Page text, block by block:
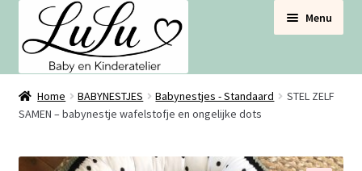
door
naar
navigatie
naar
de
inhoud
Menu
BABYNESTJES
Home BABYNESTJES Babynestjes - Standaard
STEL ZELF
SAMEN – babynestje wafelstofje en ongelijke dots